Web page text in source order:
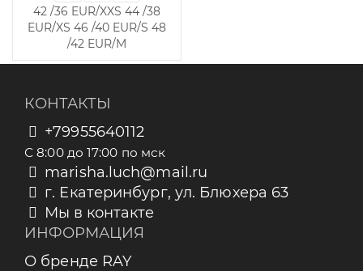
42 /36 EUR/XXS 44 /38
EUR/XS 46 /40 EUR/S 48
/42 EUR/M
КОНТАКТЫ
+79955640112
С 8:00 до 17:00 по мск
marisha.luch@mail.ru
г. Екатеринбург, ул. Блюхера 63
Мы в контакте
ИНФОРМАЦИЯ
О бренде RAY